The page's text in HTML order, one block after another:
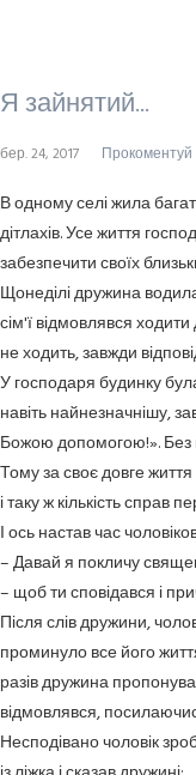
Я зайнятий...
бер. 24, 2017
В одному селі жила
дітлахів. Усе життя
забезпечити своїх
Щонеділі дружина
сім'ї відмовлявся
не ходить, завжди
У господаря будинку
навіть найнезначнішу,
Божою допомогою!». Без
Тому за своє довге життя
і таку ж кількість
І ось настав час
– Давай я покличу
– щоб ти сповідався і
Після слів дружини,
проминуло все його
разів дружина
відмовлявся,
Несподівано чоловік